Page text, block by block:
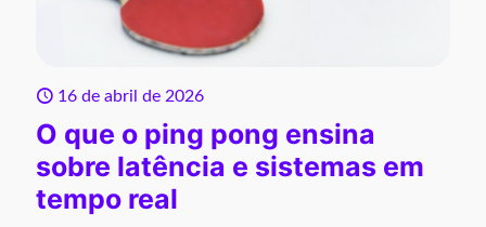
16 de abril de 2026
O que o ping pong ensina
sobre latência e sistemas em
tempo real